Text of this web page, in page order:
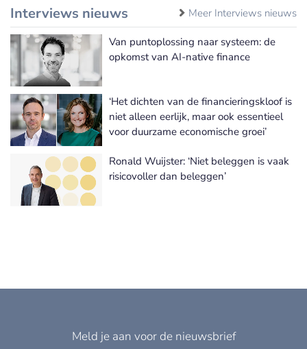
Interviews nieuws Meer Interviews nieuws
Van puntoplossing naar systeem: de
opkomst van AI-native finance
‘Het dichten van de financieringskloof is
niet alleen eerlijk, maar ook essentieel
voor duurzame economische groei’
Ronald Wuijster: ‘Niet beleggen is vaak
risicovoller dan beleggen’
Meld je aan voor de nieuwsbrief